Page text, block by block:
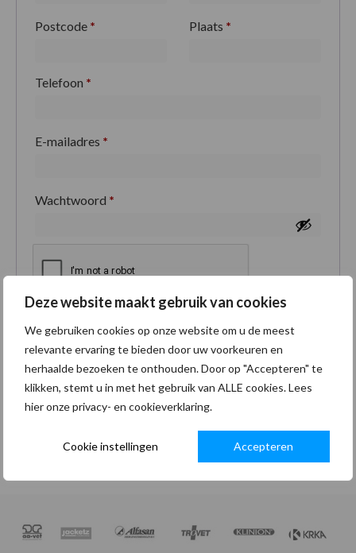
Deze website maakt gebruik van cookies
We gebruiken cookies op onze website om u de meest
relevante ervaring te bieden door uw voorkeuren en
herhaalde bezoeken te onthouden. Door op "Accepteren" te
klikken, stemt u in met het gebruik van ALLE cookies. Lees
hier onze privacy- en cookieverklaring.
Cookie instellingen Accepteren
Postcode * Plaats *
Telefoon *
E-mailadres *
Wachtwoord *
Je persoonlijke gegevens worden gebruikt om je
ervaring op deze site te ondersteunen, om toegang
tot je account te beheren en voor andere doeleinden
zoals omschreven in onzeprivacybeleid.